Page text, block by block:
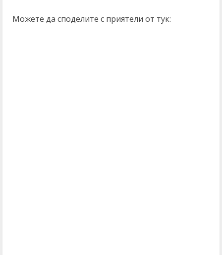
Можете да споделите с приятели от тук: